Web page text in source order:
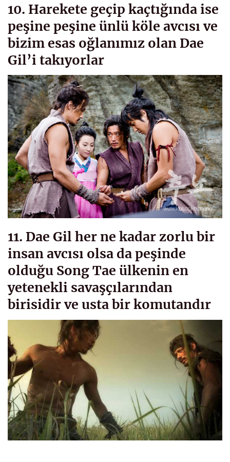
10. Harekete geçip kaçtığında ise
peşine peşine ünlü köle avcısı ve
bizim esas oğlanımız olan Dae
Gil’i takıyorlar
11. Dae Gil her ne kadar zorlu bir
insan avcısı olsa da peşinde
olduğu Song Tae ülkenin en
yetenekli savaşçılarından
birisidir ve usta bir komutandır